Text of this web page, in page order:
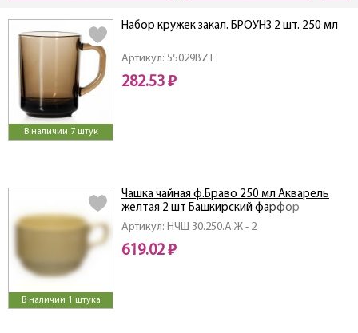
В наличии 7 штук
Артикул: 55029BZT
Набор кружек закал. БРОУНЗ 2 шт. 250 мл
282.53 ₽
В наличии 1 штука
Артикул: НЧШ 30.250.А.Ж - 2
Чашка чайная ф.Браво 250 мл Акварель
желтая 2 шт Башкирский фарфор
619.02 ₽